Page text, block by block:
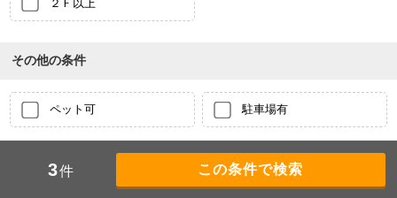
２Ｆ以上
その他の条件
ペット可 駐車場有
3件